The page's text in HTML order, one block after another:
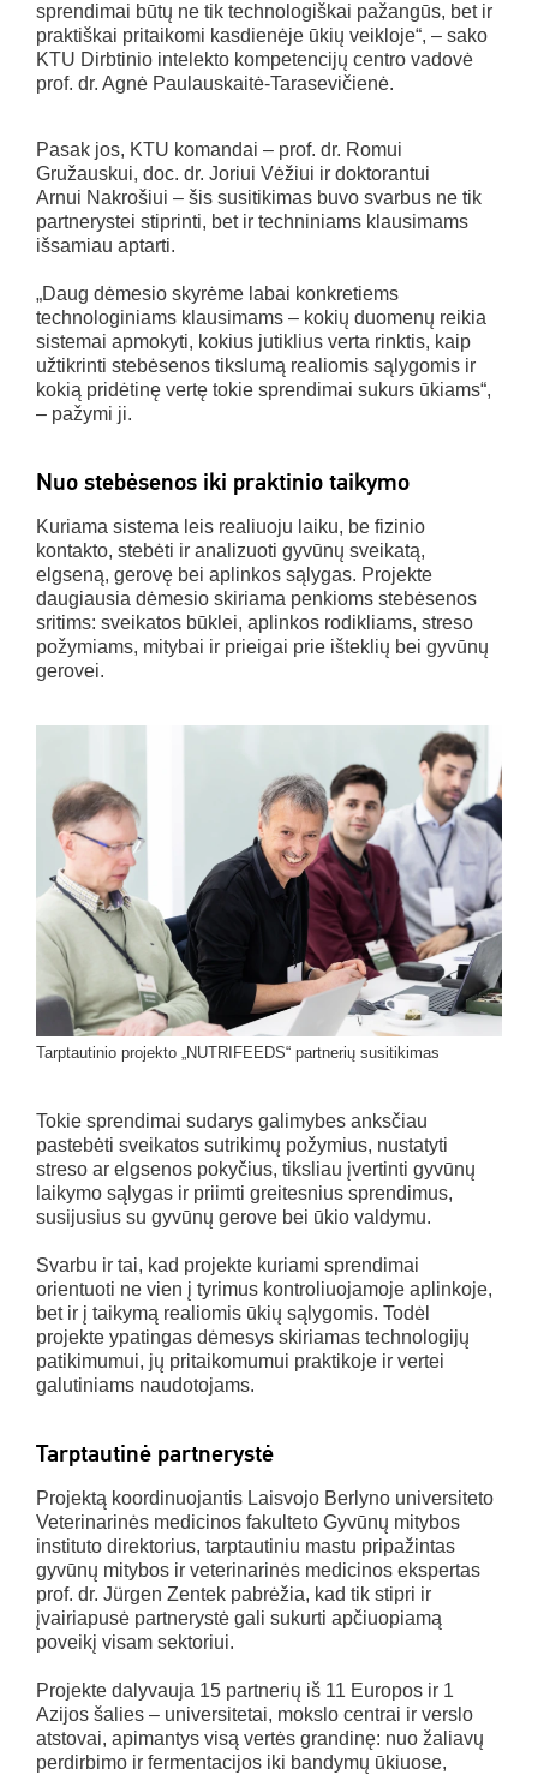
sprendimai būtų ne tik technologiškai pažangūs, bet ir
praktiškai pritaikomi kasdienėje ūkių veikloje“, – sako
KTU Dirbtinio intelekto kompetencijų centro vadovė
prof. dr. Agnė Paulauskaitė-Tarasevičienė.
Pasak jos, KTU komandai – prof. dr. Romui
Gružauskui, doc. dr. Joriui Vėžiui ir doktorantui
Arnui Nakrošiui – šis susitikimas buvo svarbus ne tik
partnerystei stiprinti, bet ir techniniams klausimams
išsamiau aptarti.
„Daug dėmesio skyrėme labai konkretiems
technologiniams klausimams – kokių duomenų reikia
sistemai apmokyti, kokius jutiklius verta rinktis, kaip
užtikrinti stebėsenos tikslumą realiomis sąlygomis ir
kokią pridėtinę vertę tokie sprendimai sukurs ūkiams“,
– pažymi ji.
Nuo stebėsenos iki praktinio taikymo
Kuriama sistema leis realiuoju laiku, be fizinio
kontakto, stebėti ir analizuoti gyvūnų sveikatą,
elgseną, gerovę bei aplinkos sąlygas. Projekte
daugiausia dėmesio skiriama penkioms stebėsenos
sritims: sveikatos būklei, aplinkos rodikliams, streso
požymiams, mitybai ir prieigai prie išteklių bei gyvūnų
gerovei.
Tarptautinio projekto „NUTRIFEEDS“ partnerių susitikimas
Tokie sprendimai sudarys galimybes anksčiau
pastebėti sveikatos sutrikimų požymius, nustatyti
streso ar elgsenos pokyčius, tiksliau įvertinti gyvūnų
laikymo sąlygas ir priimti greitesnius sprendimus,
susijusius su gyvūnų gerove bei ūkio valdymu.
Svarbu ir tai, kad projekte kuriami sprendimai
orientuoti ne vien į tyrimus kontroliuojamoje aplinkoje,
bet ir į taikymą realiomis ūkių sąlygomis. Todėl
projekte ypatingas dėmesys skiriamas technologijų
patikimumui, jų pritaikomumui praktikoje ir vertei
galutiniams naudotojams.
Tarptautinė partnerystė
Projektą koordinuojantis Laisvojo Berlyno universiteto
Veterinarinės medicinos fakulteto Gyvūnų mitybos
instituto direktorius, tarptautiniu mastu pripažintas
gyvūnų mitybos ir veterinarinės medicinos ekspertas
prof. dr. Jürgen Zentek pabrėžia, kad tik stipri ir
įvairiapusė partnerystė gali sukurti apčiuopiamą
poveikį visam sektoriui.
Projekte dalyvauja 15 partnerių iš 11 Europos ir 1
Azijos šalies – universitetai, mokslo centrai ir verslo
atstovai, apimantys visą vertės grandinę: nuo žaliavų
perdirbimo ir fermentacijos iki bandymų ūkiuose,